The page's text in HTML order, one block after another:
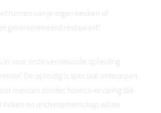
runnen van je eigen keuken of
gerenommeerd restaurant?
in voor onze vernieuwde opleiding
De opleidig is speciaal ontworpen
mensen zonder horeca-ervaring die
koken en ondernemerschap willen